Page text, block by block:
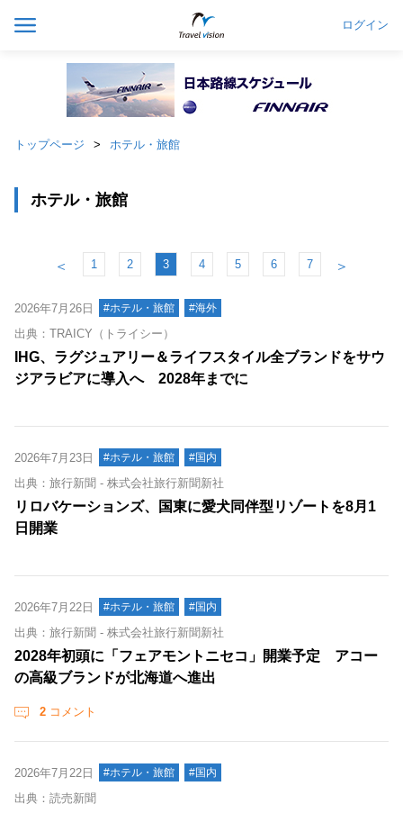
ログイン
トップページ ホテル・旅館
ホテル・旅館
＜ 1 2 3 4 5 6 7 ＞
2026年7月26日 #ホテル・旅館 #海外
出典：TRAICY（トライシー）
IHG、ラグジュアリー＆ライフスタイル全ブランドをサウ
ジアラビアに導入へ 2028年までに
2026年7月23日 #ホテル・旅館 #国内
出典：旅行新聞 - 株式会社旅行新聞新社
リロバケーションズ、国東に愛犬同伴型リゾートを8月1
日開業
2026年7月22日 #ホテル・旅館 #国内
出典：旅行新聞 - 株式会社旅行新聞新社
2028年初頭に「フェアモントニセコ」開業予定 アコー
の高級ブランドが北海道へ進出
2 コメント
2026年7月22日 #ホテル・旅館 #国内
出典：読売新聞